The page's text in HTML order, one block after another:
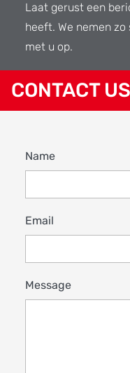
Laat gerust een
heeft. We nemen
met u op.
CONTACT US
Name
Email
Message